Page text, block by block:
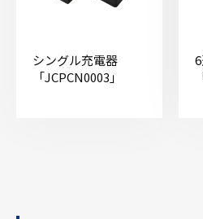
シングル充電器
「JCPCN0003」